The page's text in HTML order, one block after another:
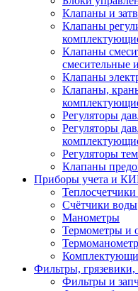
Клапаны и
Клапаны
Клапаны
смесительные
Клапаны
Клапаны,
Регуляторы
Регуляторы
Регуляторы
Клапаны
Приборы учета и
Счётчики воды
Манометры
Термометры и
Фильтры, грязевики,
Фильтры и